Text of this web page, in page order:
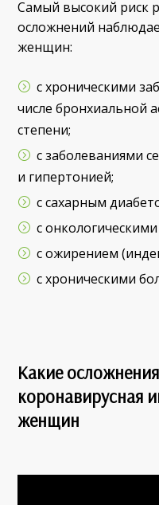
Самый высокий риск
осложнений
женщин:
с хроническими
числе бронхиальной
степени;
с заболеваниями
и гипертонией;
с сахарным
с
с ожирением
с хроническими
Какие
коронавирусная
женщин